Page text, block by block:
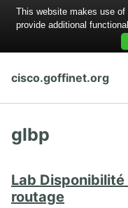
cisco.goffinet.org
glbp
Lab
routage
This website makes use of
provide additional